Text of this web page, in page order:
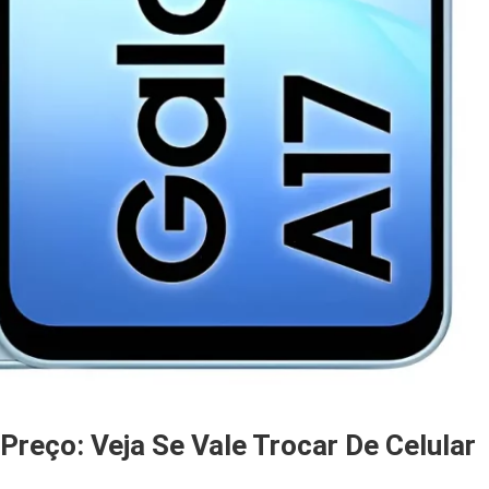
Veja Se Vale Trocar De Celular